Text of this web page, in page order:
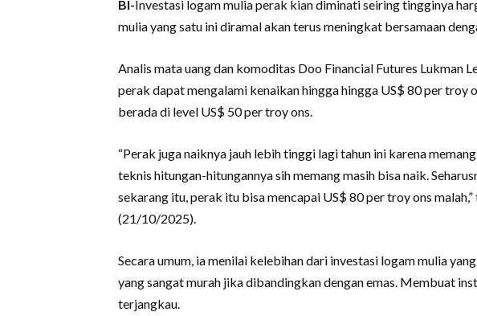
BI-Investasi logam mulia perak kian diminati seiring tingginya
mulia yang satu ini diramal akan terus meningkat bersamaan
Analis mata uang dan komoditas Doo Financial Futures Lukman
perak dapat mengalami kenaikan hingga hingga US$ 80 per troy
berada di level US$ 50 per troy ons.
“Perak juga naiknya jauh lebih tinggi lagi tahun ini karena
teknis hitungan-hitungannya sih memang masih bisa naik.
sekarang itu, perak itu bisa mencapai US$ 80 per troy ons
(21/10/2025).
Secara umum, ia menilai kelebihan dari investasi logam mulia
yang sangat murah jika dibandingkan dengan emas. Membuat
terjangkau.